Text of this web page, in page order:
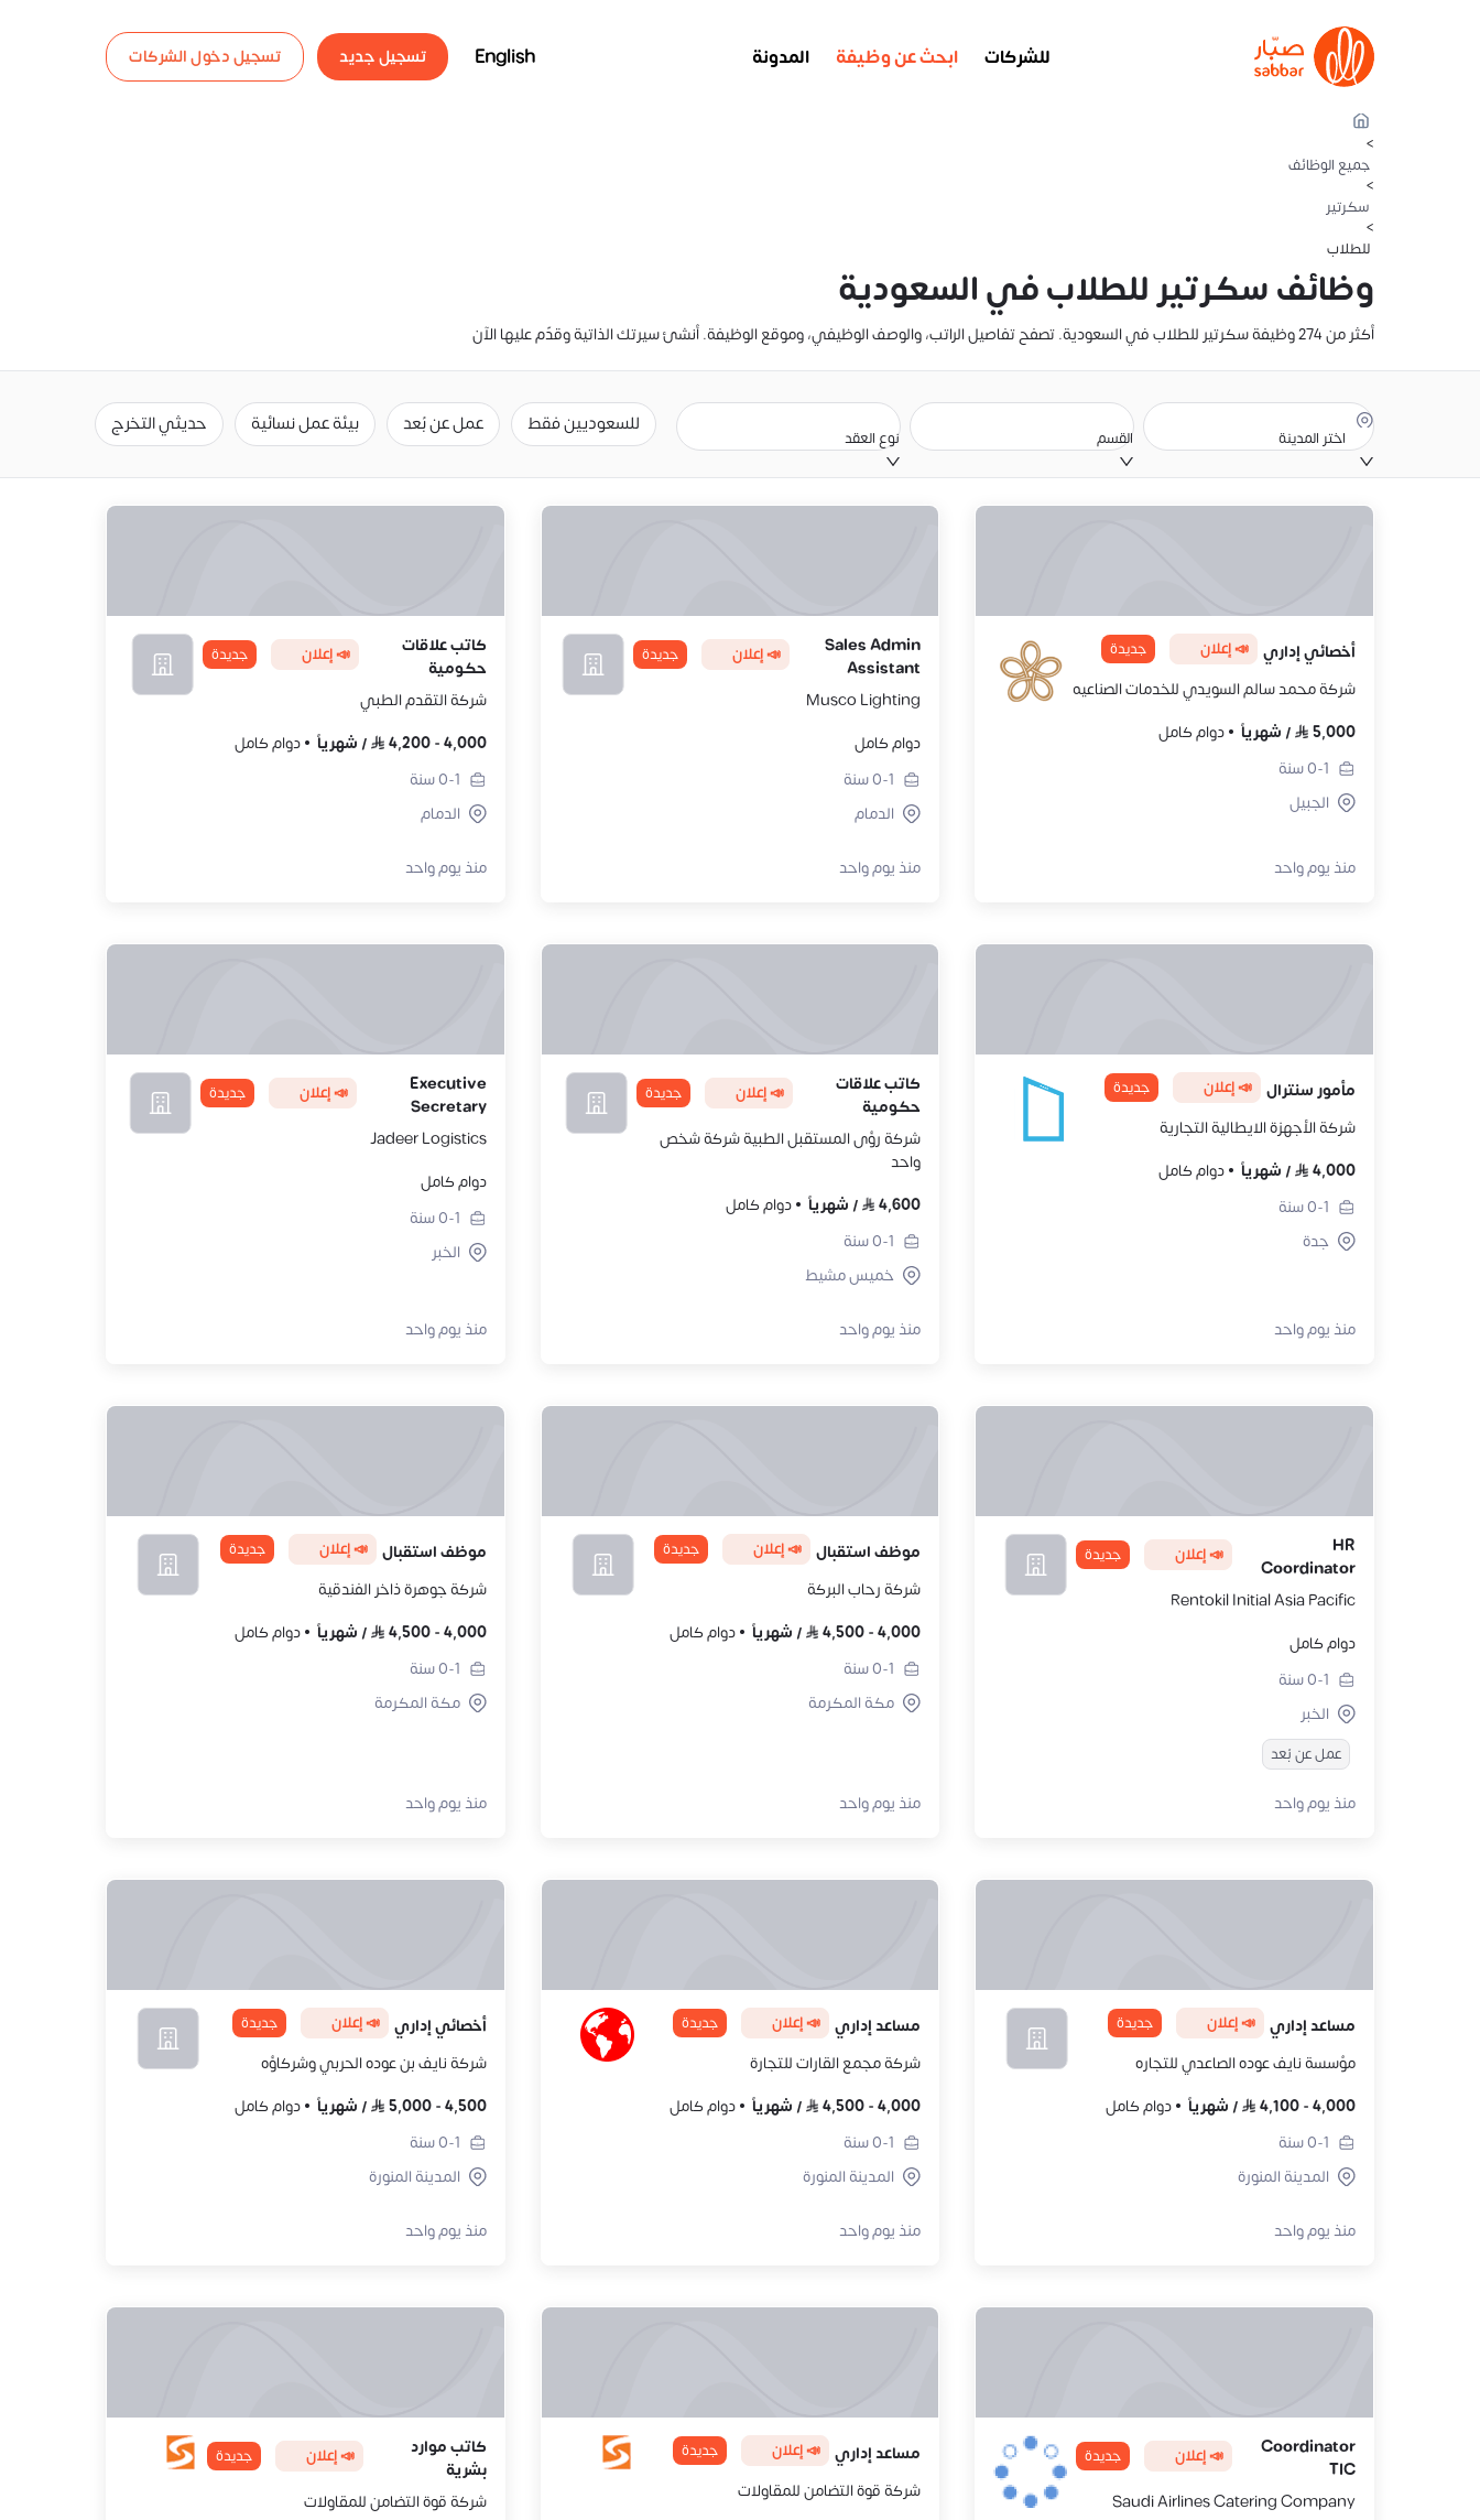
للشركات ابحث عن وظيفة المدونة English تسجيل جديد تسجيل دخول الشركات
>
جميع الوظائف
>
سكرتير
>
للطلاب
وظائف سكرتير للطلاب في السعودية
أكثر من 274 وظيفة سكرتير للطلاب في السعودية. تصفح تفاصيل الراتب، والوصف الوظيفي، وموقع الوظيفة. أنشئ سيرتك الذاتية وقدّم عليها الآن
اختر المدينة القسم نوع العقد
للسعوديين فقط عمل عن بُعد بيئة عمل نسائية حديثي التخرج
أخصائي إداري 📣 إعلان جديدة
شركة محمد سالم السويدي للخدمات الصناعيه
5,000
/ شهرياً
دوام كامل
0-1سنة
الجبيل
منذ يوم واحد
Sales Admin
Assistant
📣 إعلان جديدة
Musco Lighting
دوام كامل
0-1سنة
الدمام
منذ يوم واحد
كاتب علاقات
حكومية
📣 إعلان جديدة
شركة التقدم الطبي
4,000
-
4,200
/ شهرياً
دوام كامل
0-1سنة
الدمام
منذ يوم واحد
مأمور سنترال 📣 إعلان جديدة
شركة الأجهزة الايطالية التجارية
4,000
/ شهرياً
دوام كامل
0-1سنة
جدة
منذ يوم واحد
كاتب علاقات
حكومية
📣 إعلان جديدة
شركة رؤى المستقبل الطبية شركة شخص
واحد
4,600
/ شهرياً
دوام كامل
0-1سنة
خميس مشيط
منذ يوم واحد
Executive
Secretary
📣 إعلان جديدة
Jadeer Logistics
دوام كامل
0-1سنة
الخبر
منذ يوم واحد
HR
Coordinator
📣 إعلان جديدة
Rentokil Initial Asia Pacific
دوام كامل
0-1سنة
الخبر
عمل عن بُعد
منذ يوم واحد
موظف استقبال 📣 إعلان جديدة
شركة رحاب البركة
4,000
-
4,500
/ شهرياً
دوام كامل
0-1سنة
مكة المكرمة
منذ يوم واحد
موظف استقبال 📣 إعلان جديدة
شركة جوهرة ذاخر الفندقية
4,000
-
4,500
/ شهرياً
دوام كامل
0-1سنة
مكة المكرمة
منذ يوم واحد
مساعد إداري 📣 إعلان جديدة
مؤسسة نايف عوده الصاعدي للتجاره
4,000
-
4,100
/ شهرياً
دوام كامل
0-1سنة
المدينة المنورة
منذ يوم واحد
مساعد إداري 📣 إعلان جديدة
شركة مجمع القارات للتجارة
4,000
-
4,500
/ شهرياً
دوام كامل
0-1سنة
المدينة المنورة
منذ يوم واحد
أخصائي إداري 📣 إعلان جديدة
شركة نايف بن عوده الحربي وشركاؤه
4,500
-
5,000
/ شهرياً
دوام كامل
0-1سنة
المدينة المنورة
منذ يوم واحد
Coordinator
TIC
📣 إعلان جديدة
Saudi Airlines Catering Company
مساعد إداري 📣 إعلان جديدة
شركة قوة التضامن للمقاولات
كاتب موارد
بشرية
📣 إعلان جديدة
شركة قوة التضامن للمقاولات